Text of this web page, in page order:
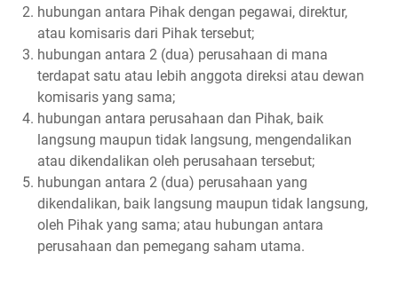
hubungan antara Pihak dengan pegawai, direktur,
atau komisaris dari Pihak tersebut;
hubungan antara 2 (dua) perusahaan di mana
terdapat satu atau lebih anggota direksi atau dewan
komisaris yang sama;
hubungan antara perusahaan dan Pihak, baik
langsung maupun tidak langsung, mengendalikan
atau dikendalikan oleh perusahaan tersebut;
hubungan antara 2 (dua) perusahaan yang
dikendalikan, baik langsung maupun tidak langsung,
oleh Pihak yang sama; atau hubungan antara
perusahaan dan pemegang saham utama.